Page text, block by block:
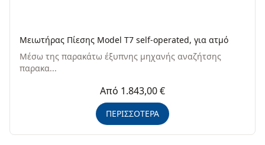
Μειωτήρας Πίεσης Model T7 self-operated, για ατμό
Μέσω της παρακάτω έξυπνης μηχανής αναζήτσης
παρακα...
Από 1.843,00 €
ΠΕΡΙΣΣΟΤΕΡΑ